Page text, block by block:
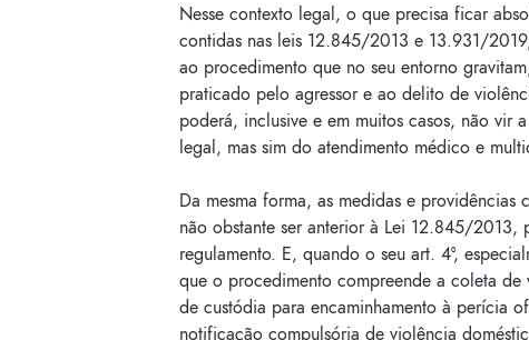
Nesse contexto legal, o que precisa ficar
contidas nas leis 12.845/2013 e 13.931/
ao procedimento que no seu entorno
praticado pelo agressor e ao delito de
poderá, inclusive e em muitos casos, não vir
legal, mas sim do atendimento médico e
Da mesma forma, as medidas e
não obstante ser anterior à Lei 12.845/2013,
regulamento. E, quando o seu art. 4º,
que o procedimento compreende a coleta de
de custódia para encaminhamento à perícia
notificação compulsória de violência